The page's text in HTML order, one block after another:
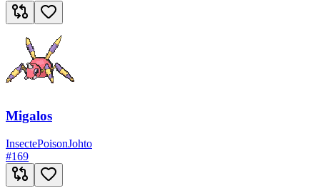
Migalos
InsectePoisonJohto
#169